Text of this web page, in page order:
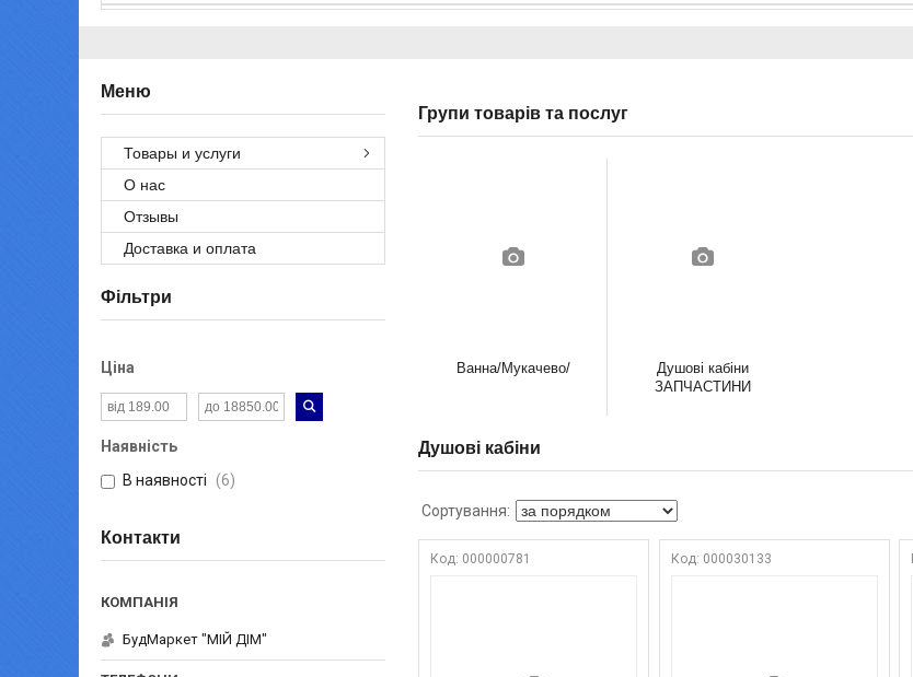
Групи товарів та послуг
Ванна/Мукачево/
Душові кабіни
ЗАПЧАСТИНИ
Душові кабіни
000000781 000030133
Товары и услуги
О нас
Отзывы
Доставка и оплата
Фільтри
Ціна
Наявність
В наявності
6
Контакти
БудМаркет "МІЙ ДІМ"